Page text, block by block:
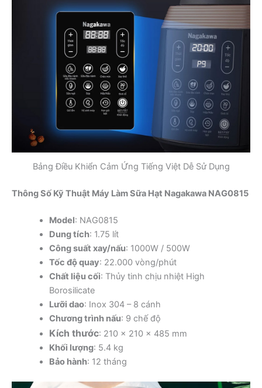
Bảng Điều Khiển Cảm Ứng Tiếng Việt Dễ Sử Dụng
Thông Số Kỹ Thuật Máy Làm Sữa Hạt Nagakawa NAG0815
Model: NAG0815
Dung tích: 1.75 lít
Công suất xay/nấu: 1000W / 500W
Tốc độ quay: 22.000 vòng/phút
Chất liệu cối: Thủy tinh chịu nhiệt High
Borosilicate
Lưỡi dao: Inox 304 – 8 cánh
Chương trình nấu: 9 chế độ
Kích thước: 210 x 210 x 485 mm
Khối lượng: 5.4 kg
Bảo hành: 12 tháng